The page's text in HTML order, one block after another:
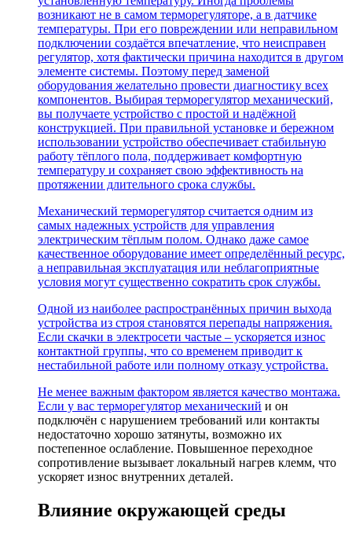
возникают не в самом терморегуляторе, а в датчике
температуры. При его повреждении или неправильном
подключении создаётся впечатление, что неисправен
регулятор, хотя фактически причина находится в другом
элементе системы. Поэтому перед заменой
оборудования желательно провести диагностику всех
компонентов. Выбирая терморегулятор механический,
вы получаете устройство с простой и надёжной
конструкцией. При правильной установке и бережном
использовании устройство обеспечивает стабильную
работу тёплого пола, поддерживает комфортную
температуру и сохраняет свою эффективность на
протяжении длительного срока службы.
Механический терморегулятор считается одним из
самых надежных устройств для управления
электрическим тёплым полом. Однако даже самое
качественное оборудование имеет определённый ресурс,
а неправильная эксплуатация или неблагоприятные
условия могут существенно сократить срок службы.
Одной из наиболее распространённых причин выхода
устройства из строя становятся перепады напряжения.
Если скачки в электросети частые – ускоряется износ
контактной группы, что со временем приводит к
нестабильной работе или полному отказу устройства.
Не менее важным фактором является качество монтажа.
Если у вас терморегулятор механический и он
подключён с нарушением требований или контакты
недостаточно хорошо затянуты, возможно их
постепенное ослабление. Повышенное переходное
сопротивление вызывает локальный нагрев клемм, что
ускоряет износ внутренних деталей.
Влияние окружающей среды